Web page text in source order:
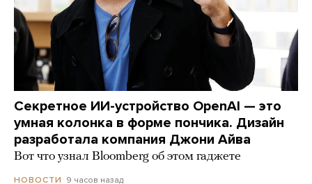
Секретное ИИ-устройство OpenAI — это
умная колонка в форме пончика. Дизайн
разработала компания Джони Айва
Вот что узнал Bloomberg об этом гаджете
НОВОСТИ 9 часов назад